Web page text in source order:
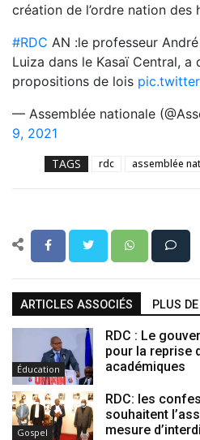
création de l’ordre nation des
#RDC AN :le professeur
Luiza dans le Kasaï Central, a
propositions de lois
— Assemblée nationale
9, 2021
TAGS rdc assemblée
ARTICLES ASSOCIÉS PLUS
Éducation
RDC : Le
pour la reprise
académiques
Gospel
RDC: les
souhaitent
mesure